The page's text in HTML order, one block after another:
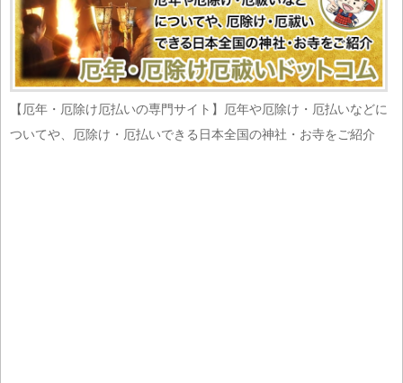
【厄年・厄除け厄払いの専門サイト】厄年や厄除け・厄払いなどに
ついてや、厄除け・厄払いできる日本全国の神社・お寺をご紹介